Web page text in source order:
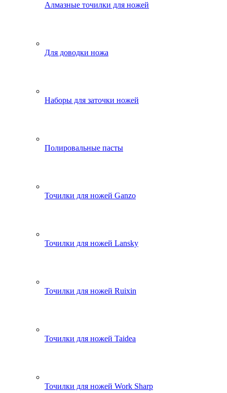
Алмазные точилки для ножей
Для доводки ножа
Наборы для заточки ножей
Полировальные пасты
Точилки для ножей Ganzo
Точилки для ножей Lansky
Точилки для ножей Ruixin
Точилки для ножей Taidea
Точилки для ножей Work Sharp